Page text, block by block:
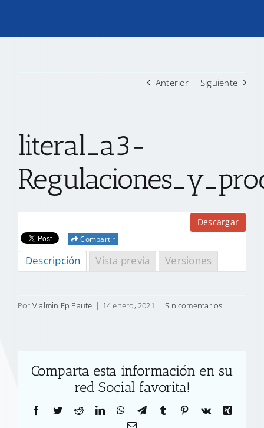
TRANSPARENCIA
CONTACTO
Anterior Siguiente
literal_a3-
Descargar
Compartir
Descripción Vista previa Versiones
Por Vialmin Ep Paute | 14 enero, 2021 | Sin comentarios
Comparta esta información en su
red Social favorita!
Facebook
TwitterRedditLinkedInWhatsApp
TelegramTumblr Pinterest
Vk
Xing
Correo